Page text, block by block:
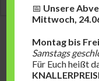
📅 Unsere
Mittwoch,
Montag bis
Samstags
Für Euch heißt